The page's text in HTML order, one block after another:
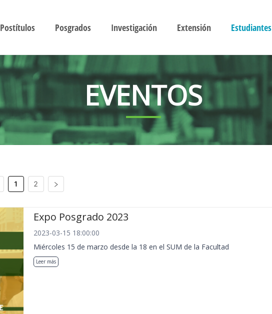
Postítulos Posgrados Investigación Extensión Estudiantes
EVENTOS
1 2
Expo Posgrado 2023
2023-03-15 18:00:00
Miércoles 15 de marzo desde la 18 en el SUM de la Facultad
Leer más